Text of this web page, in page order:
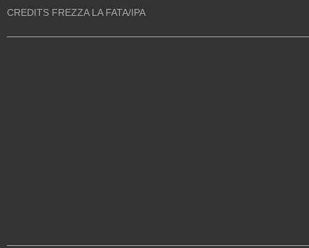
CREDITS FREZZA LA FATA/IPA